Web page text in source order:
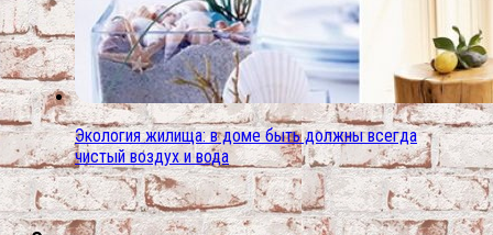
Экология жилища: в доме быть должны всегда
чистый воздух и вода